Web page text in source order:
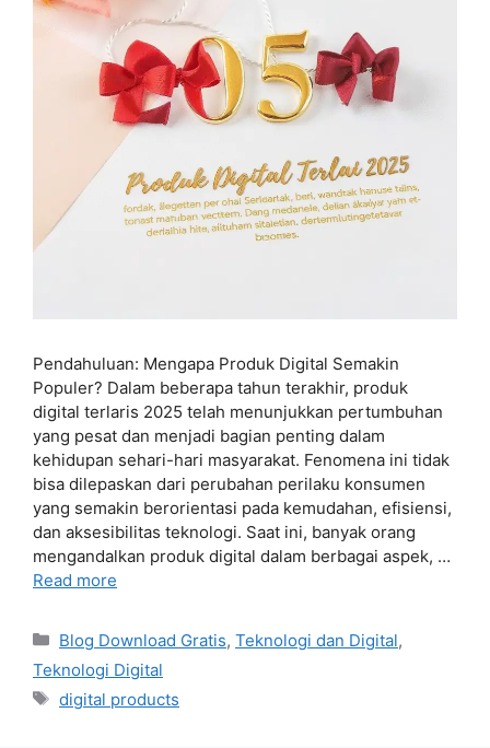
Pendahuluan: Mengapa Produk Digital Semakin
Populer? Dalam beberapa tahun terakhir, produk
digital terlaris 2025 telah menunjukkan pertumbuhan
yang pesat dan menjadi bagian penting dalam
kehidupan sehari-hari masyarakat. Fenomena ini tidak
bisa dilepaskan dari perubahan perilaku konsumen
yang semakin berorientasi pada kemudahan, efisiensi,
dan aksesibilitas teknologi. Saat ini, banyak orang
mengandalkan produk digital dalam berbagai aspek, …
Read more
Categories
Blog Download Gratis, Teknologi dan Digital,
Teknologi Digital
Tags
digital products